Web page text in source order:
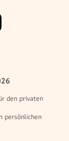
den privaten
persönlichen